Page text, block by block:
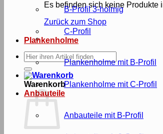
Es befinden sich keine Produkte
Zurück zum Shop
Suche
nach:
Warenkorb
B-Profil 3-holmig
C-Profil
Plankenholme
Plankenholme mit B-Profil
Plankenholme mit C-Profil
Anbauteile
Anbauteile mit B-Profil